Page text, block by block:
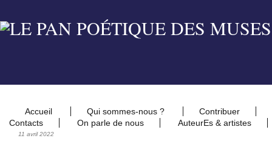
Accueil Qui sommes-nous ?
Contribuer
Contacts
On parle de nous AuteurEs & artistes
11 avril 2022